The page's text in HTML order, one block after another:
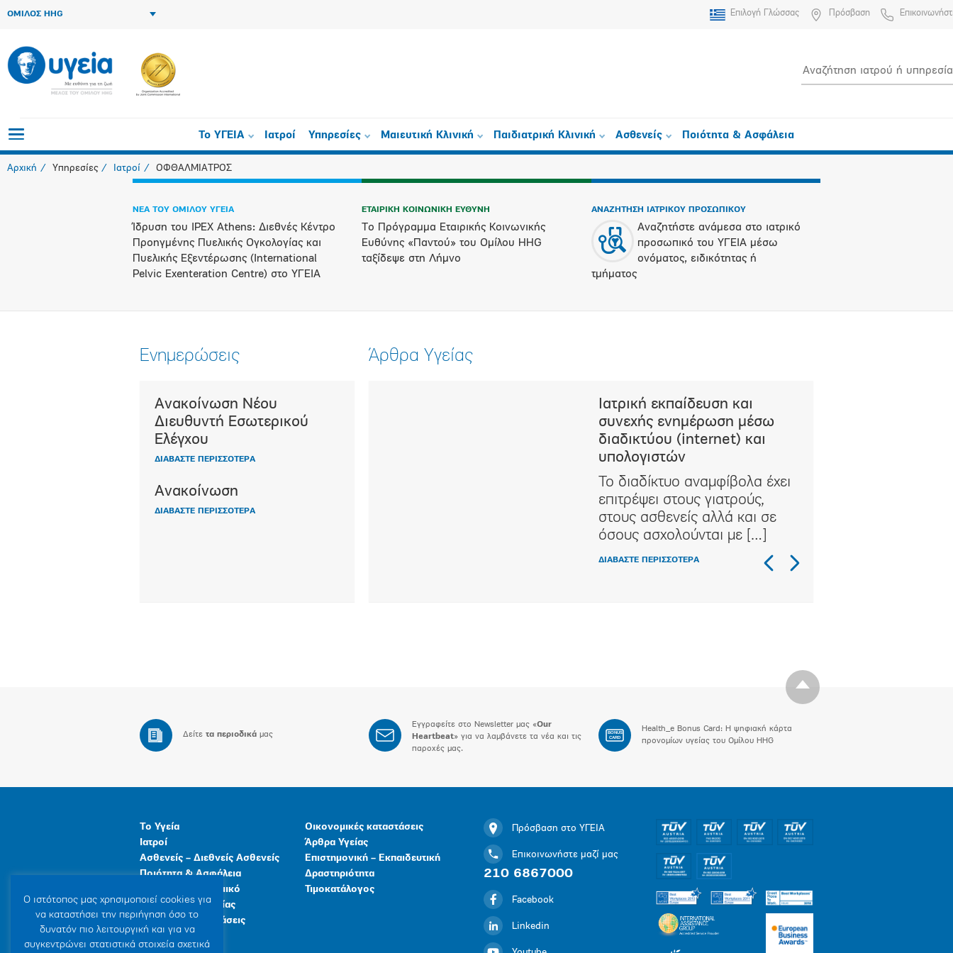
ΟΜΙΛΟΣ HHG Επιλογή Γλώσσας Πρόσβαση
Το ΥΓΕΙΑ Ιατροί Υπηρεσίες Μαιευτική Κλινική Παιδιατρική Κλινική Ασθενείς Ποιότητα & Ασφάλεια
Αρχική Υπηρεσίες Ιατροί ΟΦΘΑΛΜΙΑΤΡΟΣ
ΝΕΑ ΤΟΥ ΟΜΙΛΟΥ ΥΓΕΙΑ
Ίδρυση του IPEX Athens: Διεθνές Κέντρο
Προηγμένης Πυελικής Ογκολογίας και
Πυελικής Εξεντέρωσης (International
Pelvic Exenteration Centre) στο ΥΓΕΙΑ
ΕΤΑΙΡΙΚΗ ΚΟΙΝΩΝΙΚΗ ΕΥΘΥΝΗ
Το Πρόγραμμα Εταιρικής Κοινωνικής
Ευθύνης «Παντού» του Ομίλου HHG
ταξίδεψε στη Λήμνο
ΑΝΑΖΗΤΗΣΗ ΙΑΤΡΙΚΟΥ ΠΡΟΣΩΠΙΚΟΥ
Αναζητήστε ανάμεσα στο ιατρικό
προσωπικό του ΥΓΕΙΑ μέσω
ονόματος, ειδικότητας ή
τμήματος
Ενημερώσεις
Ανακοίνωση Νέου
Διευθυντή Εσωτερικού
Ελέγχου
ΔΙΑΒΑΣΤΕ ΠΕΡΙΣΣΟΤΕΡΑ
Ανακοίνωση
ΔΙΑΒΑΣΤΕ ΠΕΡΙΣΣΟΤΕΡΑ
Άρθρα Υγείας
100 χρόνια με τη νόσο
Alzheimer
Το 1906 ο Δρ Alois Alzheimer
περιέγραψε για πρώτη φορά
την ασθένεια που αργότερα
έλαβε […]
Ιατρική εκπαίδευση και
συνεχής ενημέρωση μέσω
διαδικτύου (internet) και
υπολογιστών
Το διαδίκτυο αναμφίβολα έχει
επιτρέψει στους γιατρούς,
στους ασθενείς αλλά και σε
όσους ασχολούνται με […]
ΔΙΑΒΑΣΤΕ ΠΕΡΙΣΣΟΤΕΡΑ
Δείτε τα περιοδικά μας
Εγγραφείτε στο Newsletter μας «Our
Heartbeat» για να λαμβάνετε τα νέα και τις
παροχές μας.
BONUS
CARD
Health_e Bonus Card: H ψηφιακή κάρτα
προνομίων υγείας του Ομίλου HHG
Το Υγεία
Ιατροί
Ασθενείς – Διεθνείς Ασθενείς
Ποιότητα & Ασφάλεια
Ανθρώπινο Δυναμικό
Προγράμματα Υγείας
Γενικές Εγκαταστάσεις
Οικονομικές καταστάσεις
Άρθρα Υγείας
Επιστημονική – Εκπαιδευτική
Δραστηριότητα
Τιμοκατάλογος
Πρόσβαση στο ΥΓΕΙΑ
Επικοινωνήστε μαζί μας
210 6867000
Facebook
Linkedin
Ο ιστότοπoς μας χρησιμοποιεί cookies για
να καταστήσει την περιήγηση όσο το
δυνατόν πιο λειτουργική και για να
συγκεντρώνει στατιστικά στοιχεία σχετικά